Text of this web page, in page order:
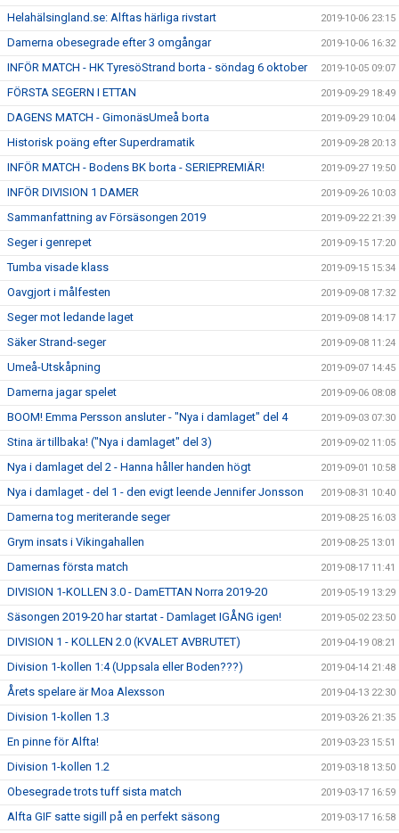
Helahälsingland.se: Alftas härliga rivstart 2019-10-06 23:15
Damerna obesegrade efter 3 omgångar 2019-10-06 16:32
INFÖR MATCH - HK TyresöStrand borta - söndag 6 oktober 2019-10-05 09:07
FÖRSTA SEGERN I ETTAN 2019-09-29 18:49
DAGENS MATCH - GimonäsUmeå borta 2019-09-29 10:04
Historisk poäng efter Superdramatik 2019-09-28 20:13
INFÖR MATCH - Bodens BK borta - SERIEPREMIÄR! 2019-09-27 19:50
INFÖR DIVISION 1 DAMER 2019-09-26 10:03
Sammanfattning av Försäsongen 2019 2019-09-22 21:39
Seger i genrepet 2019-09-15 17:20
Tumba visade klass 2019-09-15 15:34
Oavgjort i målfesten 2019-09-08 17:32
Seger mot ledande laget 2019-09-08 14:17
Säker Strand-seger 2019-09-08 11:24
Umeå-Utskåpning 2019-09-07 14:45
Damerna jagar spelet 2019-09-06 08:08
BOOM! Emma Persson ansluter - "Nya i damlaget" del 4 2019-09-03 07:30
Stina är tillbaka! ("Nya i damlaget" del 3) 2019-09-02 11:05
Nya i damlaget del 2 - Hanna håller handen högt 2019-09-01 10:58
Nya i damlaget - del 1 - den evigt leende Jennifer Jonsson 2019-08-31 10:40
Damerna tog meriterande seger 2019-08-25 16:03
Grym insats i Vikingahallen 2019-08-25 13:01
Damernas första match 2019-08-17 11:41
DIVISION 1-KOLLEN 3.0 - DamETTAN Norra 2019-20 2019-05-19 13:29
Säsongen 2019-20 har startat - Damlaget IGÅNG igen! 2019-05-02 23:50
DIVISION 1 - KOLLEN 2.0 (KVALET AVBRUTET) 2019-04-19 08:21
Division 1-kollen 1:4 (Uppsala eller Boden???) 2019-04-14 21:48
Årets spelare är Moa Alexsson 2019-04-13 22:30
Division 1-kollen 1.3 2019-03-26 21:35
En pinne för Alfta! 2019-03-23 15:51
Division 1-kollen 1.2 2019-03-18 13:50
Obesegrade trots tuff sista match 2019-03-17 16:59
Alfta GIF satte sigill på en perfekt säsong 2019-03-17 16:58